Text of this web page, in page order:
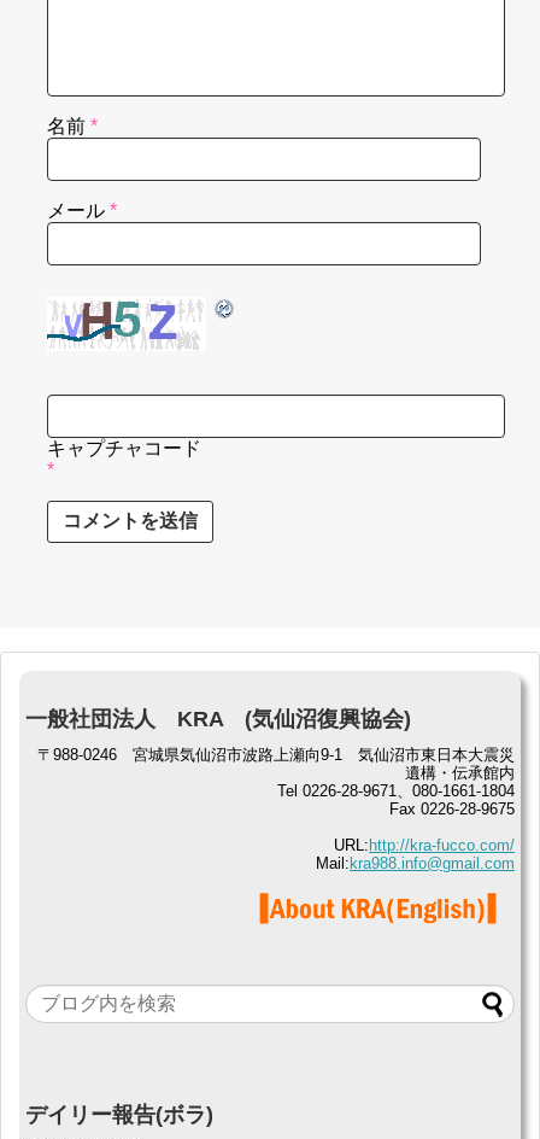
名前 *
メール *
キャプチャコード
*
一般社団法人 KRA (気仙沼復興協会)
〒988-0246 宮城県気仙沼市波路上瀬向9-1 気仙沼市東日本大震災
遺構・伝承館内
Tel 0226-28-9671、080-1661-1804
Fax 0226-28-9675
URL: http://kra-fucco.com/
Mail: kra988.info@gmail.com
デイリー報告(ボラ)